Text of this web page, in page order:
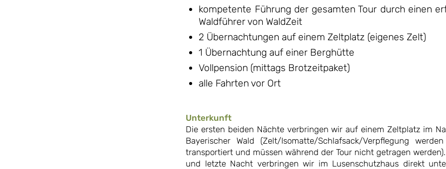
kompetente Führung der gesamten Tour durch einen
Waldführer von WaldZeit
2 Übernachtungen auf einem Zeltplatz (eigenes Zelt)
1 Übernachtung auf einer Berghütte
Vollpension (mittags Brotzeitpaket)
alle Fahrten vor Ort
Unterkunft
Die ersten beiden Nächte verbringen wir auf einem Zeltplatz im
Bayerischer Wald (Zelt/Isomatte/Schlafsack/Verpflegung
transportiert und müssen während der Tour nicht getragen
und letzte Nacht verbringen wir im Lusenschutzhaus direkt